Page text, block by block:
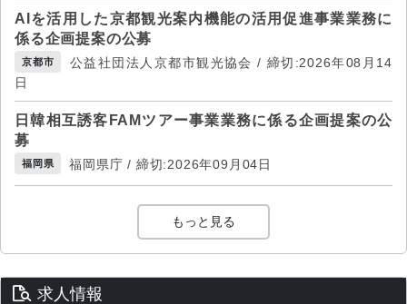
AIを活用した京都観光案内機能の活用促進事業業務に
係る企画提案の公募
京都市
公益社団法人京都市観光協会 / 締切:2026年08月14
日
日韓相互誘客FAMツアー事業業務に係る企画提案の公
募
福岡県 福岡県庁 / 締切:2026年09月04日
もっと見る
求人情報